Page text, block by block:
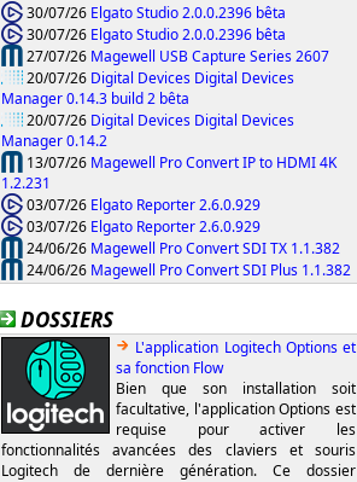
30/07/26 Elgato Studio 2.0.0.2396 bêta
30/07/26 Elgato Studio 2.0.0.2396 bêta
27/07/26 Magewell USB Capture Series 2607
20/07/26 Digital Devices Digital Devices
Manager 0.14.3 build 2 bêta
20/07/26 Digital Devices Digital Devices
Manager 0.14.2
13/07/26 Magewell Pro Convert IP to HDMI 4K
1.2.231
03/07/26 Elgato Reporter 2.6.0.929
03/07/26 Elgato Reporter 2.6.0.929
24/06/26 Magewell Pro Convert SDI TX 1.1.382
24/06/26 Magewell Pro Convert SDI Plus 1.1.382
DOSSIERS
L'application Logitech Options et
sa fonction Flow
Bien que son installation soit
facultative, l'application Options est
requise pour activer les
fonctionnalités avancées des claviers et souris
Logitech de dernière génération. Ce dossier